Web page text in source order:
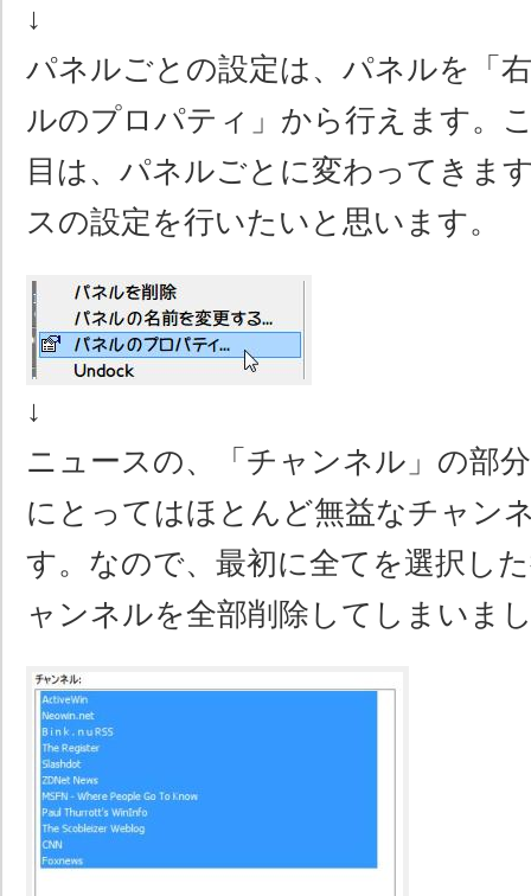
↓
パネルごとの設定は、パネルを「
ルのプロパティ」から行えます。
目は、パネルごとに変わってきま
スの設定を行いたいと思います。
↓
ニュースの、「チャンネル」の部
にとってはほとんど無益なチャン
す。なので、最初に全てを選択し
ャンネルを全部削除してしまいま